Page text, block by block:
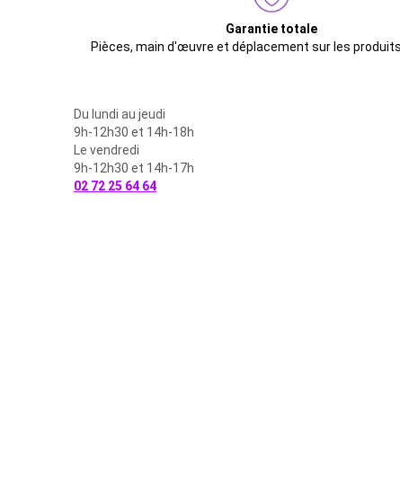
Garantie totale
Pièces, main d'œuvre et déplacement sur les
Du lundi au jeudi
9h-12h30 et 14h-18h
Le vendredi
9h-12h30 et 14h-17h
02 72 25 64 64